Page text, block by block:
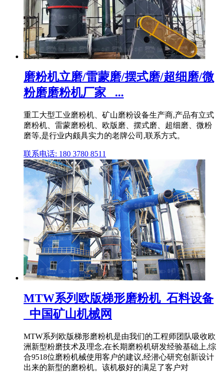
磨粉机立磨/雷蒙磨/摆式磨/超细磨/微
粉磨磨粉机厂家_ ...
重工大型工业磨粉机、矿山磨粉设备生产商,产品有立式
磨粉机、雷蒙磨粉机、欧版磨、摆式磨、超细磨、微粉
磨等,是行业内颇具实力的老牌公司,联系方式。
联系电话: 180 3780 8511
MTW系列欧版梯形磨粉机_石料设备
_中国矿山机械网
MTW系列欧版梯形磨粉机是由我们的工程师团队吸收欧
洲新型粉磨技术及理念,在长期磨粉机研发经验基础上,综
合9518位磨粉机械使用客户的建议,经潜心研究创新设计
出来的新型的磨粉机。该机极好的满足了客户对